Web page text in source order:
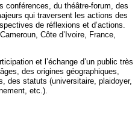
conférences, du théâtre-forum, des
qui traversent les actions des
de réflexions et d’actions.
Côte d’Ivoire, France,
et l’échange d’un public très
des origines géographiques,
des statuts (universitaire, plaidoyer,
etc.).